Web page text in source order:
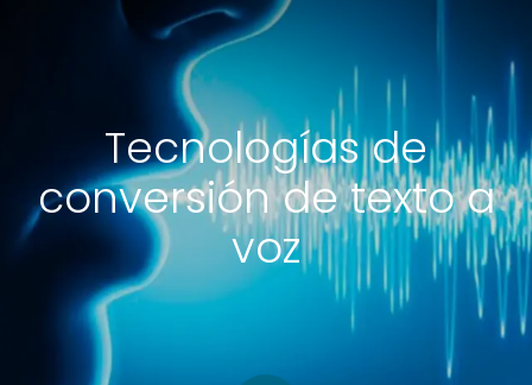
Tecnologías de
conversión de texto a
voz